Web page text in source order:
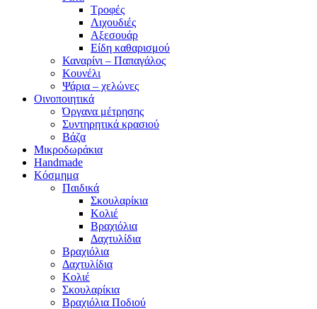
Τροφές
Λιχουδιές
Αξεσουάρ
Είδη καθαρισμού
Καναρίνι – Παπαγάλος
Κουνέλι
Ψάρια – χελώνες
Οινοποιητικά
Όργανα μέτρησης
Συντηρητικά κρασιού
Βάζα
Μικροδωράκια
Handmade
Κόσμημα
Παιδικά
Σκουλαρίκια
Κολιέ
Βραχιόλια
Δαχτυλίδια
Βραχιόλια
Δαχτυλίδια
Κολιέ
Σκουλαρίκια
Βραχιόλια Ποδιού